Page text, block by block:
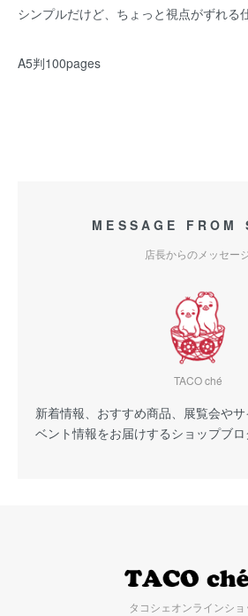
シンプルだけど、ちょっと視点がずれる
A5判100pages
MESSAGE FROM
店長からのメッセー
TACO ché
新着情報、おすすめ商品、展覧会や
ベント情報をお届けするショップブロ
タコシェオンラインシ